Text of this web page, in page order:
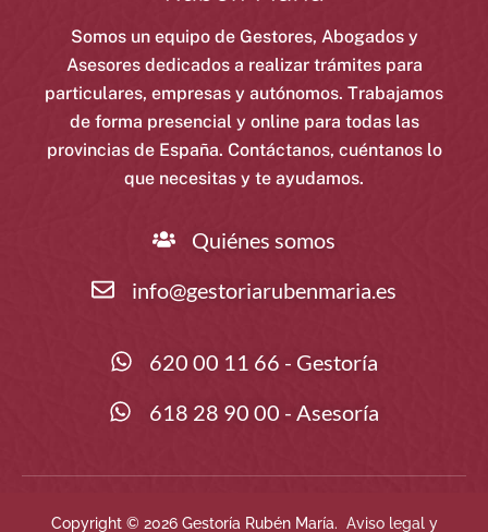
Somos un equipo de Gestores, Abogados y
Asesores dedicados a realizar trámites para
particulares, empresas y autónomos. Trabajamos
de forma presencial y online para todas las
provincias de España. Contáctanos, cuéntanos lo
que necesitas y te ayudamos.
Quiénes somos
info@gestoriarubenmaria.es
620 00 11 66 - Gestoría
618 28 90 00 - Asesoría
Copyright © 2026 Gestoría Rubén María. Aviso legal y